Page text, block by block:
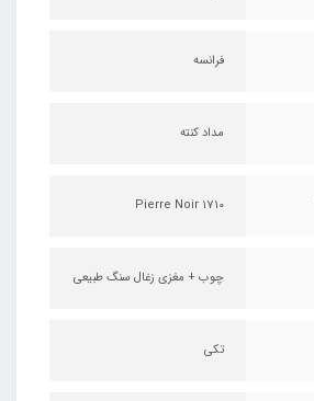
فرانسه
مداد کنته
Pierre Noir 1710
چوب + مغزی زغال سنگ طبیعی
تکی